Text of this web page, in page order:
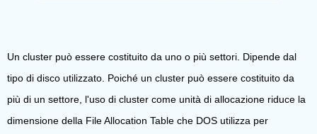
Un cluster può essere costituito da uno o più settori. Dipende dal
tipo di disco utilizzato. Poiché un cluster può essere costituito da
più di un settore, l'uso di cluster come unità di allocazione riduce la
dimensione della File Allocation Table che DOS utilizza per